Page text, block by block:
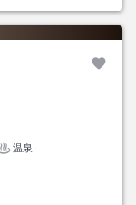
温泉